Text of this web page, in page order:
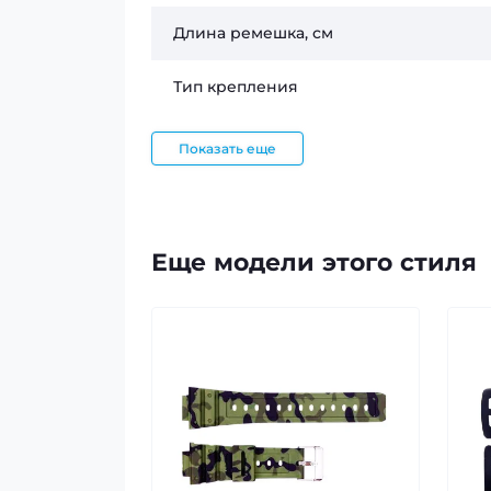
Длина ремешка, см
Тип крепления
Показать еще
Еще модели этого стиля